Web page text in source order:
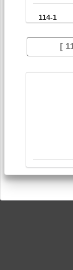
114-1
日間學士
114-1
[